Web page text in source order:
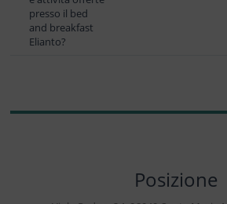
presso il bed
and breakfast
Elianto?
Posizione